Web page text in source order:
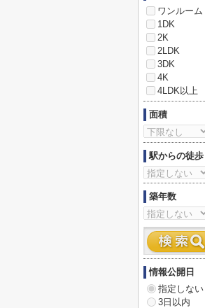
ワンルーム
1DK
2K
2LDK
3DK
4K
4LDK以上
面積
駅からの徒歩
築年数
情報公開日
指定しない
3日以内